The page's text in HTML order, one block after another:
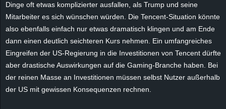
Dinge oft etwas komplizierter ausfallen, als Trump und seine
Mitarbeiter es sich wünschen würden. Die Tencent-Situation könnte
also ebenfalls einfach nur etwas dramatisch klingen und am Ende
dann einen deutlich seichteren Kurs nehmen. Ein umfangreiches
Eingreifen der US-Regierung in die Investitionen von Tencent dürfte
aber drastische Auswirkungen auf die Gaming-Branche haben. Bei
der reinen Masse an Investitionen müssen selbst Nutzer außerhalb
der US mit gewissen Konsequenzen rechnen.